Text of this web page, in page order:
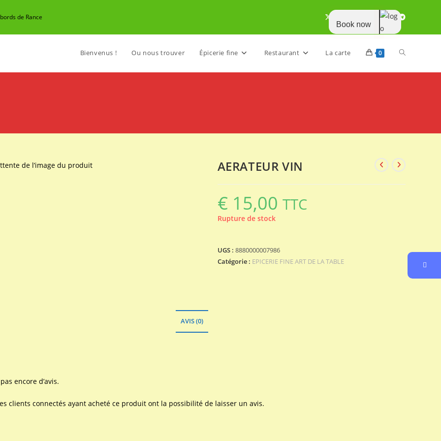
de Rance
Bienvenus ! Ou nous trouver Épicerie fine Restaurant La carte 0 Toggle
AERATEUR VIN
€ 15,00 TTC
Rupture de stock
UGS : 8880000007986
Catégorie : EPICERIE FINE ART DE LA TABLE
AVIS (0)
encore d’avis.
clients connectés ayant acheté ce produit ont la possibilité de laisser un avis.
Book now